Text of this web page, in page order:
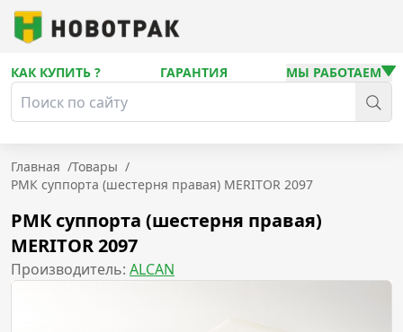
КАК КУПИТЬ ? ГАРАНТИЯ МЫ РАБОТАЕМ
Главная /Товары /
РМК суппорта (шестерня правая) MERITOR 2097
РМК суппорта (шестерня правая)
MERITOR 2097
Производитель: ALCAN